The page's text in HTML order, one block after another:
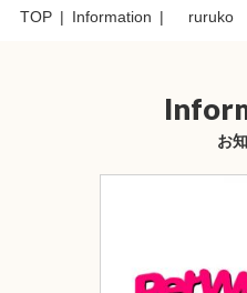
TOP Information ruruko
お